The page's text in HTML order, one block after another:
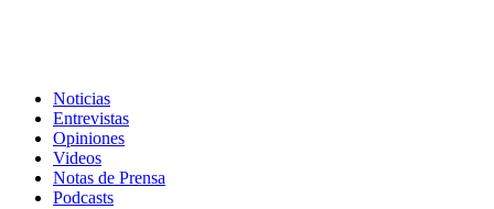
Noticias
Entrevistas
Opiniones
Videos
Notas de Prensa
Podcasts